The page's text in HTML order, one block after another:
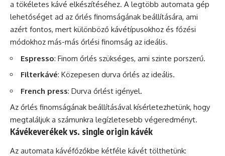
a tökéletes kávé elkészítéséhez. A legtöbb automata gép
lehetőséget ad az őrlés finomságának beállítására, ami
azért fontos, mert különböző kávétípusokhoz és főzési
módokhoz más-más őrlési finomság az ideális.
Espresso: Finom őrlés szükséges, ami szinte porszerű.
Filterkávé: Közepesen durva őrlés az ideális.
French press: Durva őrlést igényel.
Az őrlés finomságának beállításával kísérletezhetünk, hogy
megtaláljuk a számunkra legízletesebb végeredményt.
Kávékeverékek vs. single origin kávék
Az automata kávéfőzőkbe kétféle kávét tölthetünk: